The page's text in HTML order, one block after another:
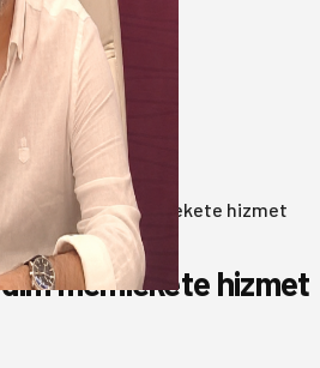
kendine
nem
Benim derdim memlekete hizmet
memlekete hizmet